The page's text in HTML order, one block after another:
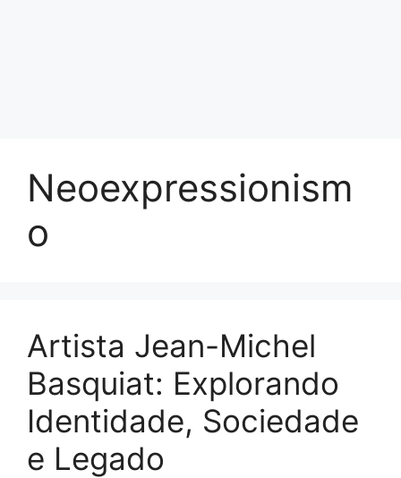
Neoexpressionism
o
Artista Jean-Michel
Basquiat: Explorando
Identidade, Sociedade
e Legado